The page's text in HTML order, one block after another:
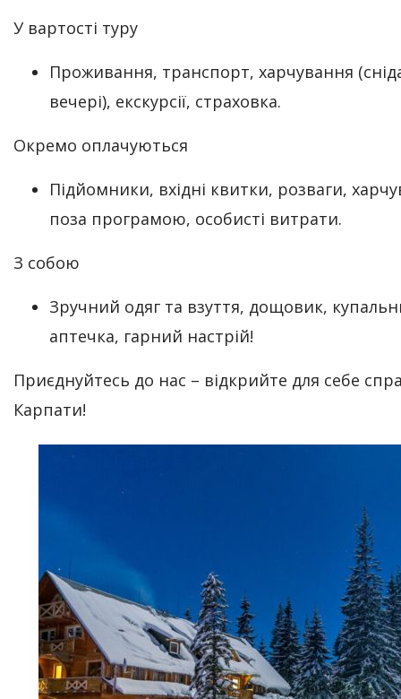
У вартості туру
Проживання, транспорт, харчування
вечері), екскурсії, страховка.
Окремо оплачуються
Підйомники, вхідні квитки, розваги,
поза програмою, особисті витрати.
З собою
Зручний одяг та взуття, дощовик,
аптечка, гарний настрій!
Приєднуйтесь до нас – відкрийте для себе
Карпати!